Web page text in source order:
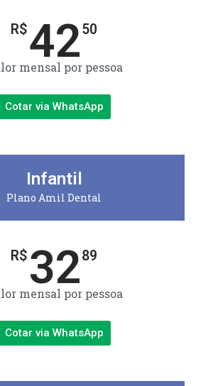
R$4250
mensal por pessoa
Cotar via WhatsApp
Infantil
Plano Amil Dental
R$ 3289
mensal por pessoa
Cotar via WhatsApp